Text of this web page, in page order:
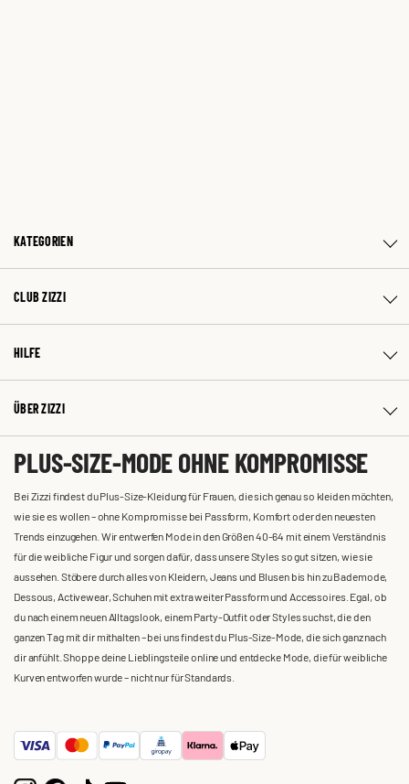
KATEGORIEN
CLUB ZIZZI
HILFE
ÜBER ZIZZI
PLUS-SIZE-MODE OHNE KOMPROMISSE
Bei Zizzi findest du Plus-Size-Kleidung für Frauen, die sich genau so kleiden möchten,
wie sie es wollen – ohne Kompromisse bei Passform, Komfort oder den neuesten
Trends einzugehen. Wir entwerfen Mode in den Größen 40-64 mit einem Verständnis
für die weibliche Figur und sorgen dafür, dass unsere Styles so gut sitzen, wie sie
aussehen. Stöbere durch alles von Kleidern, Jeans und Blusen bis hin zu Bademode,
Dessous, Activewear, Schuhen mit extra weiter Passform und Accessoires. Egal, ob
du nach einem neuen Alltagslook, einem Party-Outfit oder Styles suchst, die den
ganzen Tag mit dir mithalten – bei uns findest du Plus-Size-Mode, die sich ganz nach
dir anfühlt. Shoppe deine Lieblingsteile online und entdecke Mode, die für weibliche
Kurven entworfen wurde – nicht nur für Standards.